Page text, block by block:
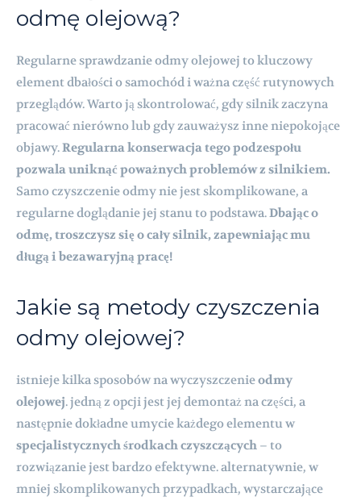
odmę olejową?
Regularne sprawdzanie odmy olejowej to kluczowy
element dbałości o samochód i ważna część rutynowych
przeglądów. Warto ją skontrolować, gdy silnik zaczyna
pracować nierówno lub gdy zauważysz inne niepokojące
objawy.Regularna konserwacja tego podzespołu
pozwala uniknąć poważnych problemów z silnikiem.
Samo czyszczenie odmy nie jest skomplikowane, a
regularne doglądanie jej stanu to podstawa.Dbając o
odmę, troszczysz się o cały silnik, zapewniając mu
długą i bezawaryjną pracę!
Jakie są metody czyszczenia
odmy olejowej?
istnieje kilka sposobów na wyczyszczenieodmy
olejowej. jedną z opcji jest jej demontaż na części, a
następnie dokładne umycie każdego elementu w
specjalistycznych środkach czyszczących – to
rozwiązanie jest bardzo efektywne. alternatywnie, w
mniej skomplikowanych przypadkach, wystarczające